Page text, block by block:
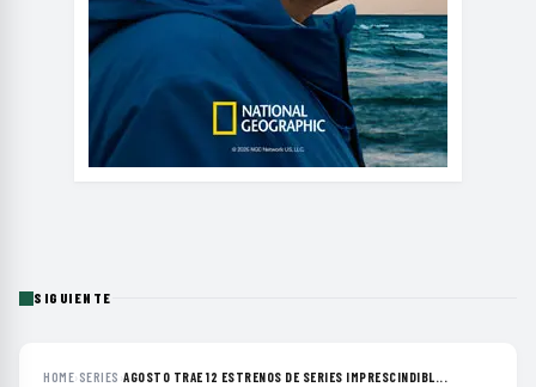
SIGUIENTE
HOME› SERIES ›AGOSTO TRAE 12 ESTRENOS DE SERIES IMPRESCINDIBL...